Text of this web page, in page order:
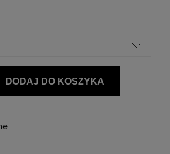
DODAJ DO KOSZYKA